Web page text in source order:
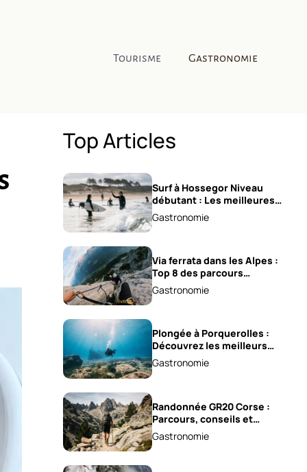
Tourisme Gastronomie
Top Articles
Surf à Hossegor Niveau
débutant : Les meilleures
écoles !
Gastronomie
Via ferrata dans les Alpes :
Top 8 des parcours
sensationnels !
Gastronomie
Plongée à Porquerolles :
Découvrez les meilleurs
spots !
Gastronomie
Randonnée GR20 Corse :
Parcours, conseils et
astuces !
Gastronomie